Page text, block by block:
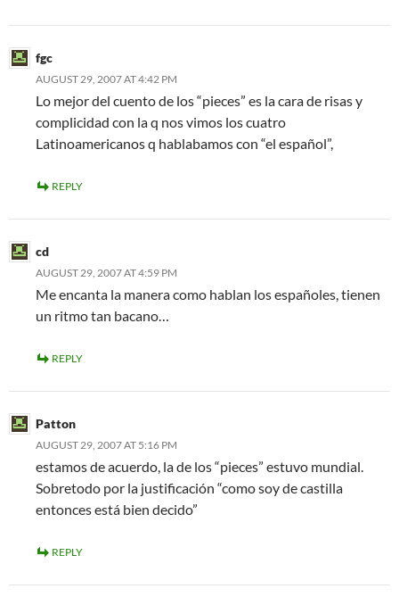
fgc
AUGUST 29, 2007 AT 4:42 PM
Lo mejor del cuento de los “pieces” es la cara de risas y
complicidad con la q nos vimos los cuatro
Latinoamericanos q hablabamos con “el español”,
REPLY
cd
AUGUST 29, 2007 AT 4:59 PM
Me encanta la manera como hablan los españoles, tienen
un ritmo tan bacano…
REPLY
Patton
AUGUST 29, 2007 AT 5:16 PM
estamos de acuerdo, la de los “pieces” estuvo mundial.
Sobretodo por la justificación “como soy de castilla
entonces está bien decido”
REPLY